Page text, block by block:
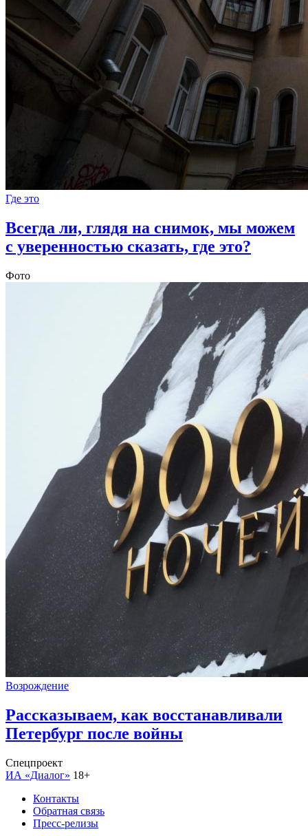
Где это
Всегда ли, глядя на снимок, мы можем
с уверенностью сказать, где это?
Фото
Возрождение
Рассказываем, как восстанавливали
Петербург после войны
Спецпроект
ИА «Диалог» 18+
Контакты
Обратная связь
Пресс-релизы